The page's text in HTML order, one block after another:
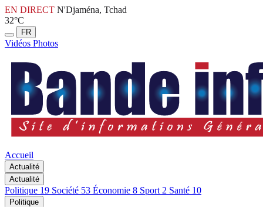
EN DIRECT N'Djaména, Tchad
32°C
FR
Vidéos Photos
Accueil
Actualité
Actualité
Politique 19 Société 53 Économie 8 Sport 2 Santé 10
Politique